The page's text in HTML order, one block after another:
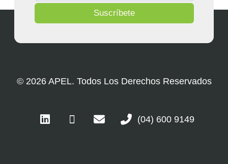
Suscríbete
© 2026 APEL. Todos Los Derechos Reservados
(04) 600 9149